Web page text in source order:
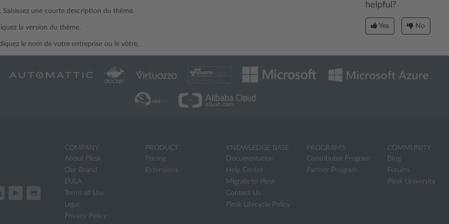
. Saisissez une courte description du thème.
la version du thème.
le nom de votre entreprise ou le vôtre.
helpful?
Yes No
COMPANY
About Plesk
Our Brand
EULA
Terms of Use
Legal
Privacy Policy
PRODUCT
Pricing
Extensions
KNOWLEDGE BASE
Documentation
Help Center
Migrate to Plesk
Contact Us
Plesk Lifecycle Policy
PROGRAMS
Contributor Program
Partner Program
COMMUNITY
Blog
Forums
Plesk University